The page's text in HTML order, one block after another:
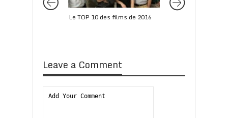
Le TOP 10 des films de 2016
Leave a Comment